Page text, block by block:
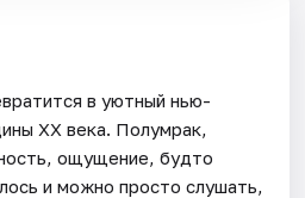
в уютный нью-
XX века. Полумрак,
ощущение, будто
и можно просто слушать,